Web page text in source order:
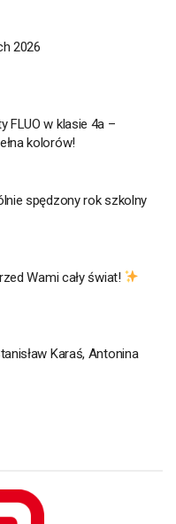
2026
FLUO w klasie 4a –
kolorów!
spędzony rok szkolny
Wami cały świat!
Karaś, Antonina